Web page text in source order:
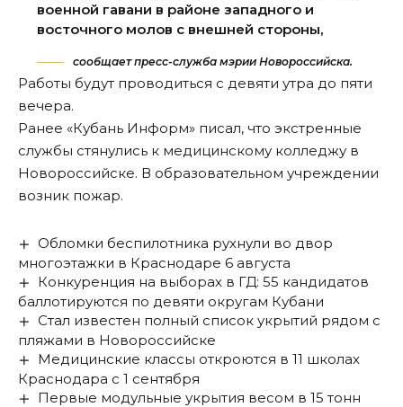
военной гавани в районе западного и
восточного молов с внешней стороны,
сообщает пресс-служба мэрии Новороссийска.
Работы будут проводиться с девяти утра до пяти
вечера.
Ранее «Кубань Информ» писал, что экстренные
службы стянулись к медицинскому колледжу в
Новороссийске. В образовательном учреждении
возник пожар.
Обломки беспилотника рухнули во двор
многоэтажки в Краснодаре 6 августа
Конкуренция на выборах в ГД: 55 кандидатов
баллотируются по девяти округам Кубани
Стал известен полный список укрытий рядом с
пляжами в Новороссийске
Медицинские классы откроются в 11 школах
Краснодара с 1 сентября
Первые модульные укрытия весом в 15 тонн